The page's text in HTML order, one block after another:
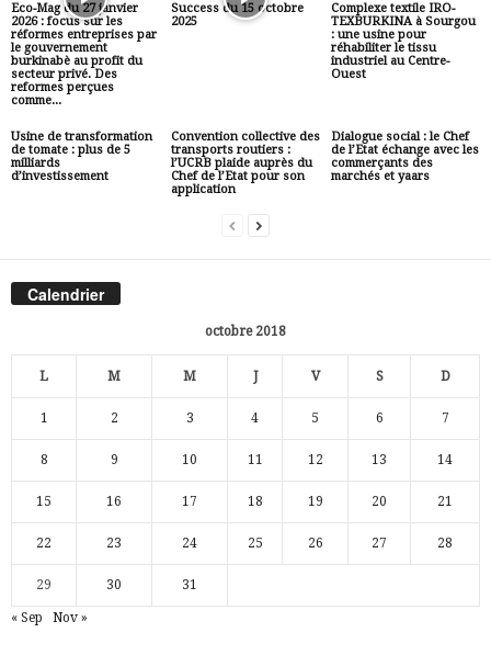
Eco-Mag du 27 janvier
2026 : focus sur les
réformes entreprises par
le gouvernement
burkinabè au profit du
secteur privé. Des
reformes perçues
comme...
Success du 15 octobre
2025
Complexe textile IRO-
TEXBURKINA à Sourgou
: une usine pour
réhabiliter le tissu
industriel au Centre-
Ouest
Usine de transformation
de tomate : plus de 5
milliards
d’investissement
Convention collective des
transports routiers :
l’UCRB plaide auprès du
Chef de l’Etat pour son
application
Dialogue social : le Chef
de l’Etat échange avec les
commerçants des
marchés et yaars
Calendrier
octobre 2018
L M M J V S D
1 2 3 4 5 6 7
8 9 10 11 12 13 14
15 16 17 18 19 20 21
22 23 24 25 26 27 28
29 30 31
« Sep Nov »